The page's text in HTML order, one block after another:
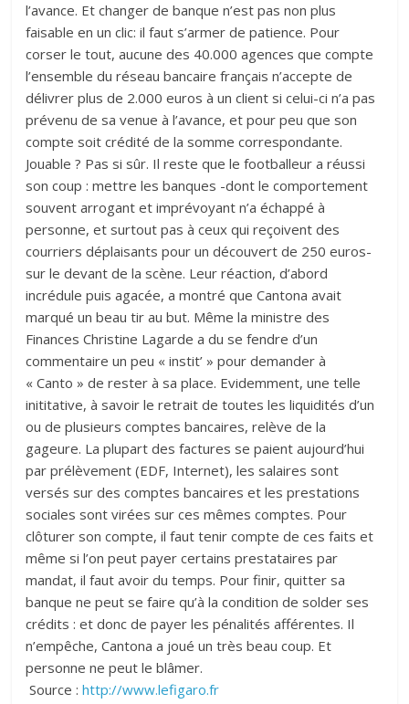
l’avance. Et changer de banque n’est pas non plus
faisable en un clic: il faut s’armer de patience. Pour
corser le tout, aucune des 40.000 agences que compte
l’ensemble du réseau bancaire français n’accepte de
délivrer plus de 2.000 euros à un client si celui-ci n’a pas
prévenu de sa venue à l’avance, et pour peu que son
compte soit crédité de la somme correspondante.
Jouable ? Pas si sûr. Il reste que le footballeur a réussi
son coup : mettre les banques -dont le comportement
souvent arrogant et imprévoyant n’a échappé à
personne, et surtout pas à ceux qui reçoivent des
courriers déplaisants pour un découvert de 250 euros-
sur le devant de la scène. Leur réaction, d’abord
incrédule puis agacée, a montré que Cantona avait
marqué un beau tir au but. Même la ministre des
Finances Christine Lagarde a du se fendre d’un
commentaire un peu « instit’ » pour demander à
« Canto » de rester à sa place. Evidemment, une telle
inititative, à savoir le retrait de toutes les liquidités d’un
ou de plusieurs comptes bancaires, relève de la
gageure. La plupart des factures se paient aujourd’hui
par prélèvement (EDF, Internet), les salaires sont
versés sur des comptes bancaires et les prestations
sociales sont virées sur ces mêmes comptes. Pour
clôturer son compte, il faut tenir compte de ces faits et
même si l’on peut payer certains prestataires par
mandat, il faut avoir du temps. Pour finir, quitter sa
banque ne peut se faire qu’à la condition de solder ses
crédits : et donc de payer les pénalités afférentes. Il
n’empêche, Cantona a joué un très beau coup. Et
personne ne peut le blâmer.
Source :http://www.lefigaro.fr